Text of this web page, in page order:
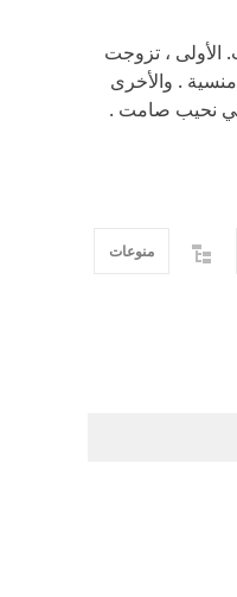
الأولى ، تزوجت
. والأخرى
في نحيب صامت .
منوعات